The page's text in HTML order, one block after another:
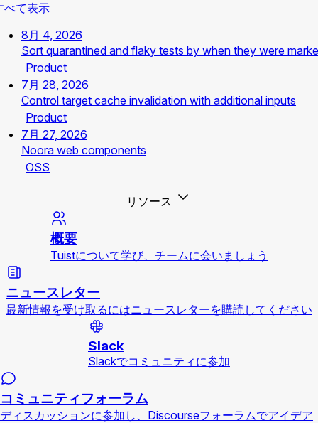
べて表示
8月 4, 2026
Sort quarantined and flaky tests by when they were
Product
7月 28, 2026
Control target cache invalidation with additional inputs
Product
7月 27, 2026
Noora web components
OSS
リソース
概要
Tuistについて学び、チームに会いましょう
ニュースレター
最新情報を受け取るにはニュースレターを購読してください
Slack
Slackでコミュニティに参加
コミュニティフォーラム
ディスカッションに参加し、Discourseフォーラムでアイデア